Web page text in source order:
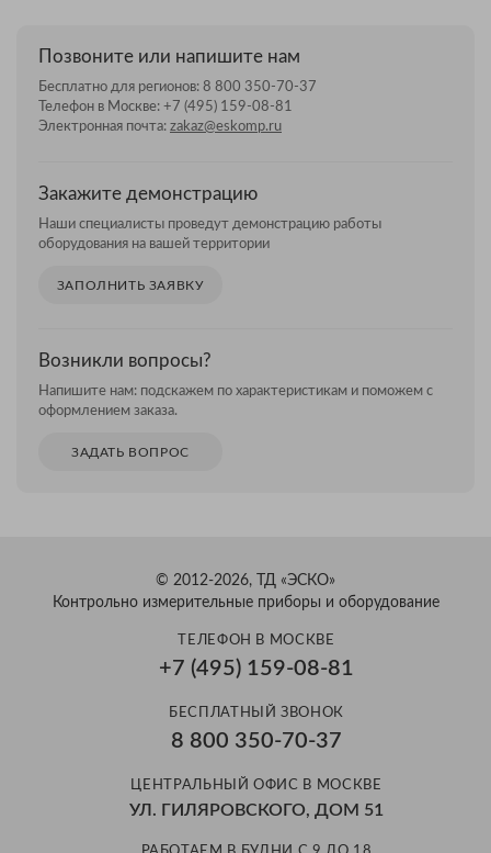
Позвоните или напишите нам
Бесплатно для регионов: 8 800 350-70-37
Телефон в Москве: +7 (495) 159-08-81
Электронная почта: zakaz@eskomp.ru
Закажите демонстрацию
Наши специалисты проведут демонстрацию работы
оборудования на вашей территории
ЗАПОЛНИТЬ ЗАЯВКУ
Возникли вопросы?
Напишите нам: подскажем по характеристикам и поможем с
оформлением заказа.
ЗАДАТЬ ВОПРОС
© 2012-2026, ТД «ЭСКО»
Контрольно измерительные приборы и оборудование
ТЕЛЕФОН В МОСКВЕ
+7 (495) 159-08-81
БЕСПЛАТНЫЙ ЗВОНОК
8 800 350-70-37
ЦЕНТРАЛЬНЫЙ ОФИС В МОСКВЕ
УЛ. ГИЛЯРОВСКОГО, ДОМ 51